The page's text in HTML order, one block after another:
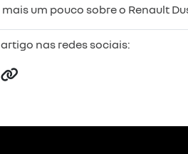
um pouco sobre o Renault
nas redes sociais: